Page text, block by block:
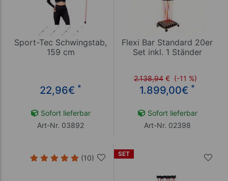
Sport-Tec Schwingstab,
159 cm
22,96€ *
Sofort lieferbar
Art-Nr. 03892
Flexi Bar Standard 20er
Set inkl. 1 Ständer
2.138,94 € (-11 %)
1.899,00€ *
Sofort lieferbar
Art-Nr. 02398
(10) SET